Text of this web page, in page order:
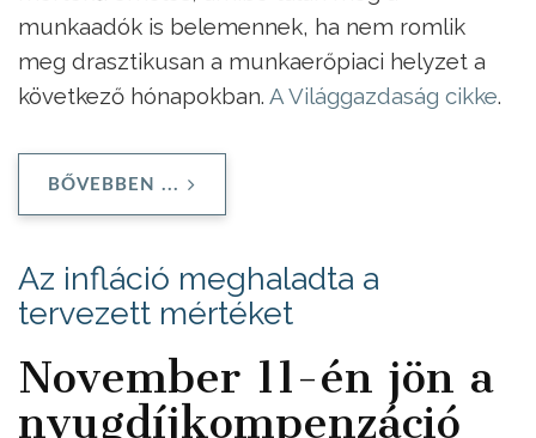
munkaadók is belemennek, ha nem romlik
meg drasztikusan a munkaerőpiaci helyzet a
következő hónapokban. A Világgazdaság cikke.
BŐVEBBEN ...
Az infláció meghaladta a
tervezett mértéket
November 11-én jön a
nyugdíjkompenzáció